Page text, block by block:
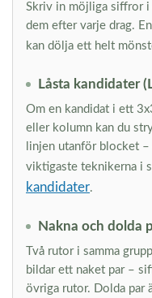
Skriv in möjliga siffror i
dem efter varje drag.
kan dölja ett helt
Låsta kandidater
Om en kandidat i ett
eller kolumn kan du
linjen utanför blocket
viktigaste teknikerna i
kandidater.
Nakna och dolda
Två rutor i samma
bildar ett naket par –
övriga rutor. Dolda par